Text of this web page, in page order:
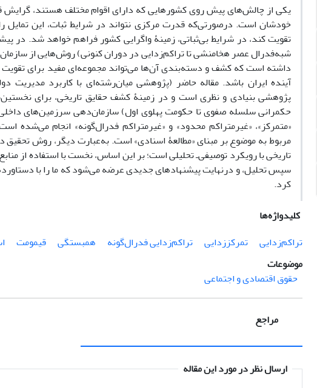
یکی از چالش‌های پیش روی کشورهایی که دارای اقوام مختلف هستند، گرایش
خودشان است. درصورتی‌که قدرت مرکزی نتواند در شرایط ثبات، این تمایل
تقویت کند، در شرایط بی‌ثباتی، زمینۀ واگرایی کشور فراهم خواهد شد. در
شبه‌فدرال عصر هخامنشی تا تراکم‌زدایی در دوران کنونی) روش‌هایی از
داشته است که کشف و دسته‌بندی آن‌ها می‌تواند مجموعه‌ای مفید برای تقویت
آینده ایران باشد. مقاله حاضر (پژوهشی میان‌رشته‌ای با کاربرد مدیریت
پژوهشی بنیادی و نظری است و در زمینۀ کشف حقایق تاریخی، برای
حکمرانی سلسله صفوی تا حکومت پهلوی اول) سازمان‌دهی سرزمین‌های
«متمرکز»، «غیرمتراکم محدود» و «غیرمتراکم فدرال‌گونه» انجام می‌شده
مربوط به موضوع بر مبنای «مطالعۀ اسنادی» است. به‌عبارت دیگر، روش
تاریخی با رویکرد توصیفی‌ـ‌ تحلیلی است؛ بر این اساس، نخست با استفاده از
سپس تحلیل، و درنهایت پیشنهاد‌های جدیدی عرضه می‌شود که ما را با
کرد.
کلیدواژه‌ها
تراکم‌زدایی
تمرکززدایی تراکم‌زدایی فدرال‌گونه همبستگی قیمومت
موضوعات
حقوق اقتصادی و اجتماعی
مراجع
ارسال نظر در مورد این مقاله